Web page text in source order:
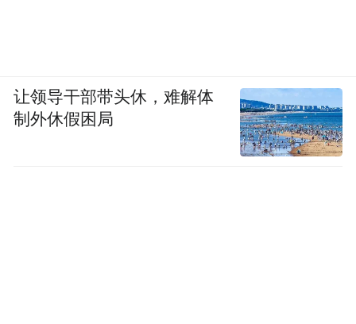
让领导干部带头休，难解体
制外休假困局